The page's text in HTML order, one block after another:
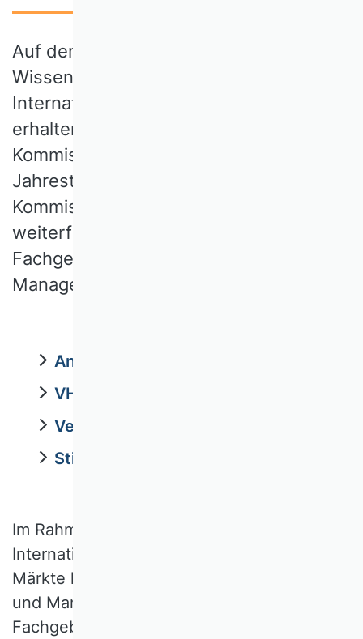
Auf den Internetseiten der
Wissenschaftlichen Kommission
Internationales Management (WK INT)
erhalten Sie Informationen zur
Kommission, zur nächsten
Jahrestagung, zu News rund um die
Kommissionsarbeit sowie
weiterführende Informationen aus dem
Fachgebiet des Internationalen
Managements.
Ansprechpersonen
VHB Rating 2024
Veranstaltungen
Stipendien
Im Rahmen der fortschreitenden
Internationalisierung und Globalisierung der
Märkte hat sich die Betriebswirtschafts-
und Managementlehre zunehmend dem
Fachgebiet des Internationalen